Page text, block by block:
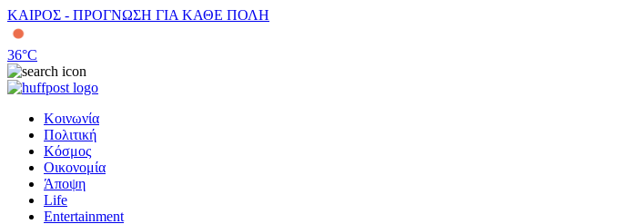
ΚΑΙΡΟΣ - ΠΡΟΓΝΩΣΗ ΓΙΑ ΚΑΘΕ ΠΟΛΗ
36°C
Κοινωνία
Πολιτική
Κόσμος
Οικονομία
Άποψη
Life
Entertainment